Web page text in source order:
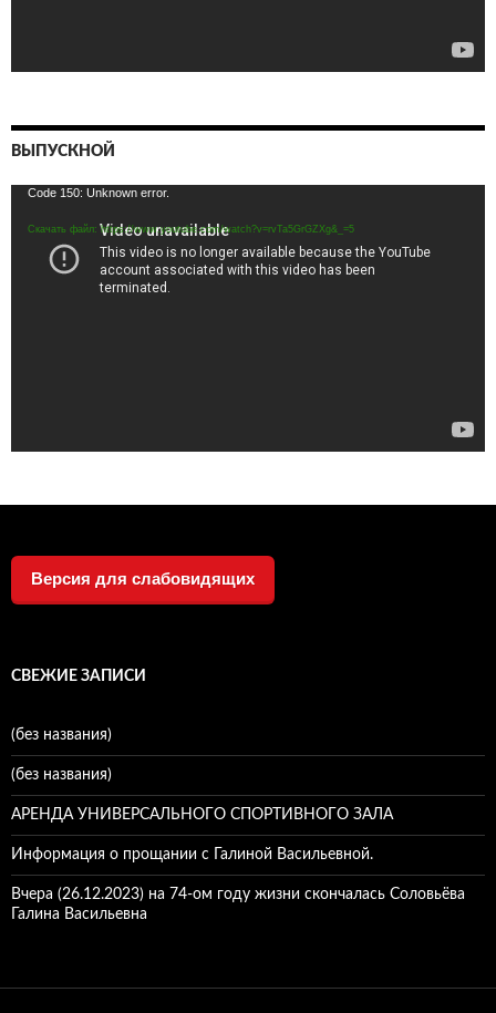
ВЫПУСКНОЙ
Видеоплеер
Code 150: Unknown error.
Скачать файл: https://www.youtube.com/watch?v=rvTa5GrGZXg&_=5
Версия для слабовидящих
СВЕЖИЕ ЗАПИСИ
(без названия)
(без названия)
АРЕНДА УНИВЕРСАЛЬНОГО СПОРТИВНОГО ЗАЛА
Информация о прощании с Галиной Васильевной.
Вчера (26.12.2023) на 74-ом году жизни скончалась Соловьёва
Галина Васильевна